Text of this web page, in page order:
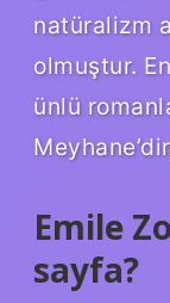
natüralizm
olmuştur.
ünlü
Emile
sayfa?